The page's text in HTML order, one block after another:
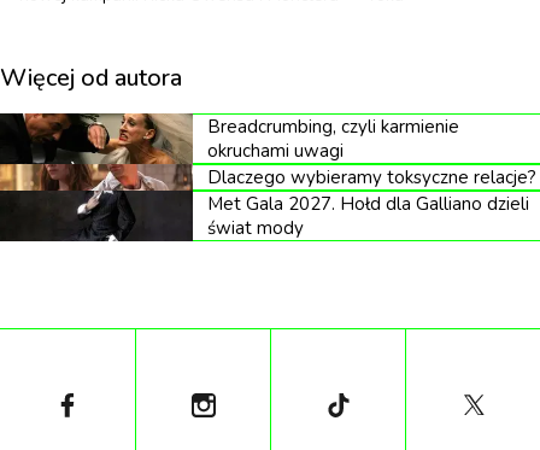
jak i na jej praktyczną weryfikację. Bo jest to
ludzkim ciałem.
Artyści publikujący swoje prace w internecie zawsze
Więcej od autora
Breadcrumbing, czyli karmienie
okruchami uwagi
Dlaczego wybieramy toksyczne relacje?
Met Gala 2027. Hołd dla Galliano dzieli
świat mody